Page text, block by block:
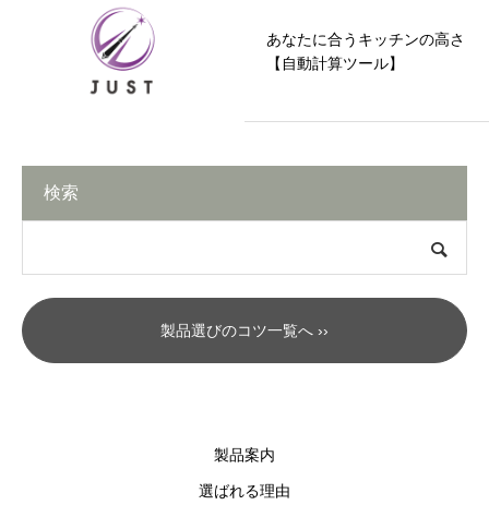
あなたに合うキッチンの高さ
【自動計算ツール】
検索
製品選びのコツ一覧へ ››
製品案内
選ばれる理由